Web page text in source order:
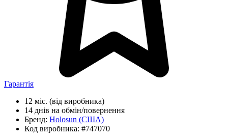
Гарантія
12 міс. (від виробника)
14 днів на обмін/повернення
Бренд: Holosun (США)
Код виробника: #747070